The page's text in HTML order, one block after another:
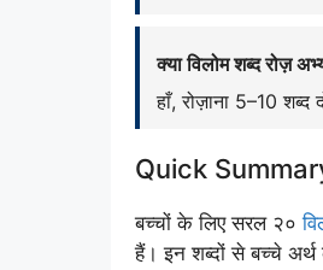
क्या विलोम शब्द रोज़
हाँ, रोज़ाना 5–10
Quick
बच्चों के लिए सरल २०
हैं। इन शब्दों से बच्चे